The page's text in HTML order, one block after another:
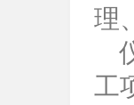
理
工